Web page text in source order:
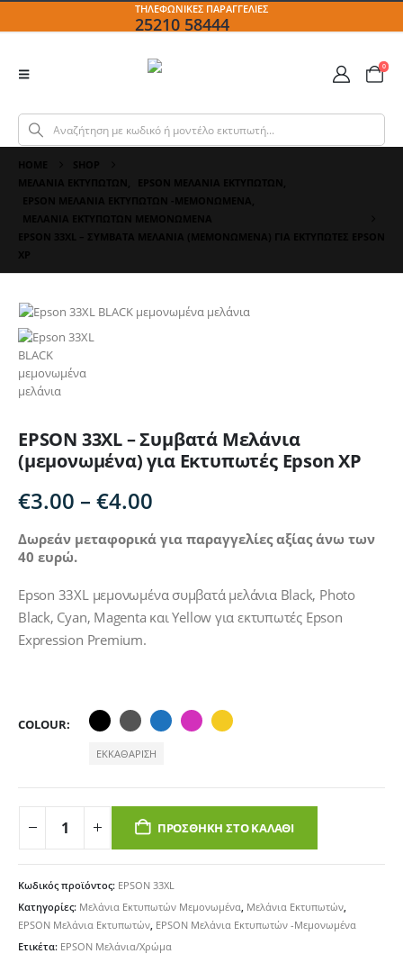
ΤΗΛΕΦΩΝΙΚΕΣ ΠΑΡΑΓΓΕΛΙΕΣ
25210 58444
0
EPSON 33XL – Συμβατά Μελάνια
(μεμονωμένα) για Εκτυπωτές Epson XP
€3.00 – €4.00
€3.00
€4.00
Δωρεάν μεταφορικά για παραγγελίες αξίας άνω των
40 ευρώ.
Epson 33XL μεμονωμένα συμβατά μελάνια Black, Photo
Black, Cyan, Magenta και Yellow για εκτυπωτές Epson
Expression Premium.
COLOUR
ΕΚΚΑΘΆΡΙΣΗ
ΠΡΟΣΘΉΚΗ ΣΤΟ ΚΑΛΆΘΙ
Κωδικός προϊόντος: EPSON 33XL
Κατηγορίες: Μελάνια Εκτυπωτών Μεμονωμένα, Μελάνια Εκτυπωτών,
EPSON Μελάνια Εκτυπωτών, EPSON Μελάνια Εκτυπωτών -Μεμονωμένα
Ετικέτα: EPSON Μελάνια/Χρώμα